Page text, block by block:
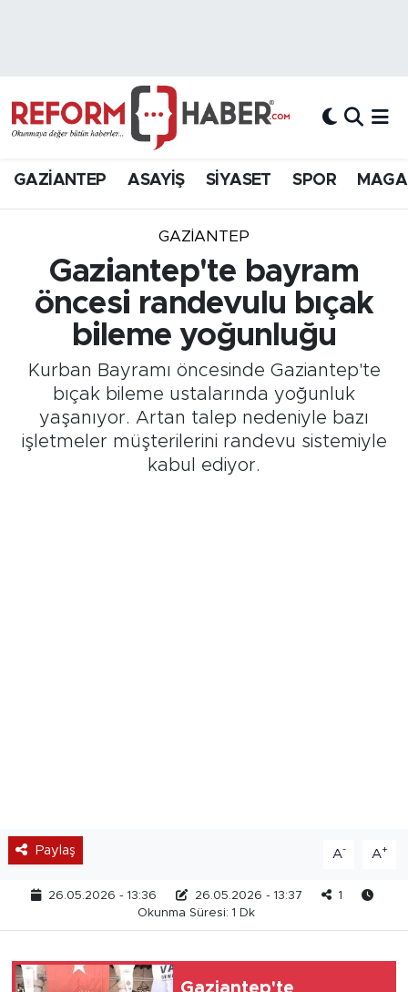
GAZİANTEP ASAYİŞ SİYASET SPOR
GAZIANTEP
Gaziantep'te bayram
öncesi randevulu bıçak
bileme yoğunluğu
Kurban Bayramı öncesinde Gaziantep'te
bıçak bileme ustalarında yoğunluk
yaşanıyor. Artan talep nedeniyle bazı
işletmeler müşterilerini randevu sistemiyle
kabul ediyor.
Paylaş A- A+
26.05.2026 - 13:36 26.05.2026 - 13:37
1
Okunma Süresi: 1 Dk
Hava Durumu
Süper Lig Puan Durumu ve Fikstür
Tüm Manşetler
Son Dakika Haberleri
Haber Arşivi